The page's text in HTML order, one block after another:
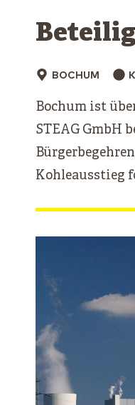
BOCHUM
Bochum ist
STEAG GmbH
Kohleausstieg